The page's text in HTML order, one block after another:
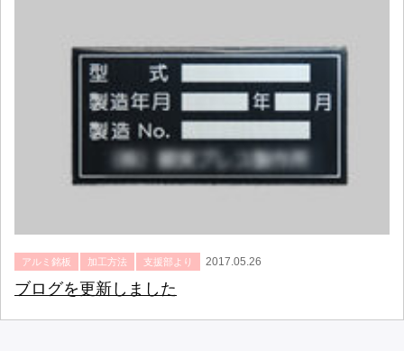
アルミ銘板 加工方法 支援部より 2017.05.26
ブログを更新しました